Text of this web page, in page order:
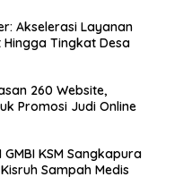
Akselerasi Layanan
Tingkat Desa
260 Website,
Promosi Judi Online
KSM Sangkapura
Sampah Medis